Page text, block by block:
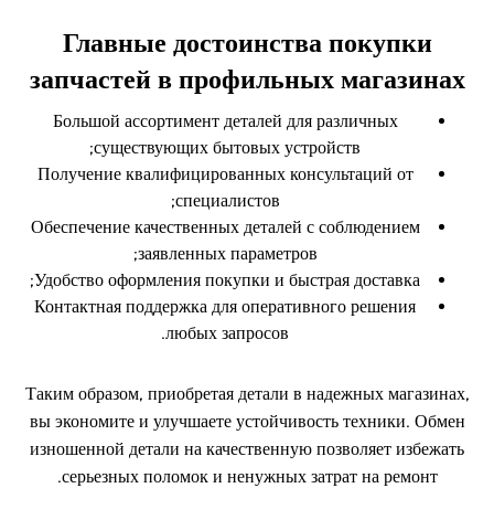
Главные достоинства покупки
запчастей в профильных магазинах
Большой ассортимент деталей для различных
существующих бытовых устройств;
Получение квалифицированных консультаций от
специалистов;
Обеспечение качественных деталей с соблюдением
заявленных параметров;
Удобство оформления покупки и быстрая доставка;
Контактная поддержка для оперативного решения
любых запросов.
Таким образом, приобретая детали в надежных магазинах,
вы экономите и улучшаете устойчивость техники. Обмен
изношенной детали на качественную позволяет избежать
серьезных поломок и ненужных затрат на ремонт.